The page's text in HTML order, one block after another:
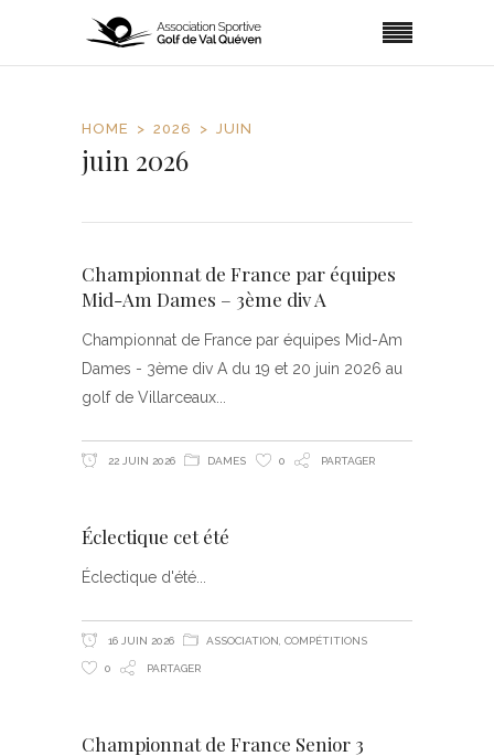
HOME 2026 JUIN
juin 2026
Championnat de France par équipes
Mid-Am Dames – 3ème div A
Championnat de France par équipes Mid-Am
Dames - 3ème div A du 19 et 20 juin 2026 au
golf de Villarceaux
22 JUIN 2026 DAMES 0 PARTAGER
Éclectique cet été
Éclectique d'été
16 JUIN 2026 ASSOCIATION COMPÉTITIONS
0 PARTAGER
Championnat de France Senior 3